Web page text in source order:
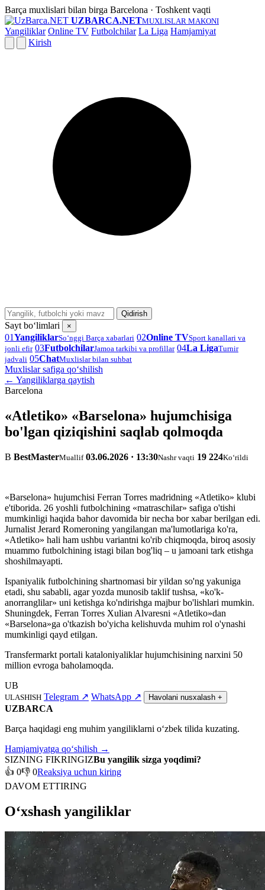
Barça muxlislari bilan birga Barcelona · Toshkent vaqti
UZBARCA.NETMUXLISLAR MAKONI
Yangiliklar Online TV Futbolchilar La Liga Hamjamiyat
Kirish
Qidirish
Sayt bo‘limlari ×
01YangiliklarSo‘nggi Barça xabarlari 02Online TVSport kanallari va
jonli efir 03FutbolchilarJamoa tarkibi va profillar 04La LigaTurnir
jadvali 05ChatMuxlislar bilan suhbat
Muxlislar safiga qo‘shilish
← Yangiliklarga qaytish
Barcelona
«Atletiko» «Barselona» hujumchisiga
bo'lgan qiziqishini saqlab qolmoqda
B BestMasterMuallif 03.06.2026 · 13:30Nashr vaqti 19 224Ko‘rildi
«Barselona» hujumchisi Ferran Torres madridning «Atletiko» klubi
e'tiborida. 26 yoshli futbolchining «matraschilar» safiga o'tishi
mumkinligi haqida bahor davomida bir necha bor xabar berilgan edi.
Jurnalist Jerard Romeroning yangilangan ma'lumotlariga ko'ra,
«Atletiko» hali ham ushbu variantni ko'rib chiqmoqda, biroq asosiy
muammo futbolchining istagi bilan bog'liq – u jamoani tark etishga
shoshilmayapti.
Ispaniyalik futbolchining shartnomasi bir yildan so'ng yakuniga
etadi, shu sababli, agar yozda munosib taklif tushsa, «ko'k-
anorranglilar» uni ketishga ko'ndirishga majbur bo'lishlari mumkin.
Shuningdek, Ferran Torres Xulian Alvaresni «Atletiko»dan
«Barselona»ga o'tkazish bo'yicha kelishuvda muhim rol o'ynashi
mumkinligi qayd etilgan.
Transfermarkt portali kataloniyaliklar hujumchisining narxini 50
million evroga baholamoqda.
UB
ULASHISH Telegram ↗ WhatsApp ↗ Havolani nusxalash +
UZBARCA
Barça haqidagi eng muhim yangiliklarni o‘zbek tilida kuzating.
Hamjamiyatga qo‘shilish →
SIZNING FIKRINGIZBu yangilik sizga yoqdimi?
👍 0👎 0Reaksiya uchun kiring
DAVOM ETTIRING
O‘xshash yangiliklar